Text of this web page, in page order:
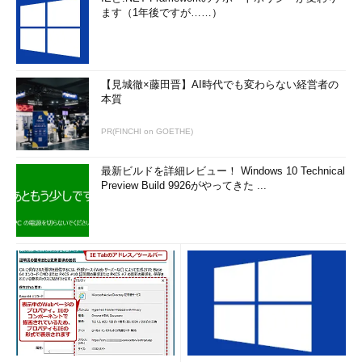
ます（1年後ですが……）
【見城徹×藤田晋】AI時代でも変わらない経営者の
本質
PR(FINCHI on GOETHE)
最新ビルドを詳細レビュー！ Windows 10 Technical
Preview Build 9926がやってきた ...